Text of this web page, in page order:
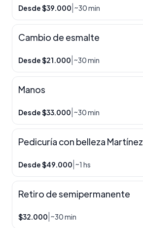
Desde $39.000 ~30 min
Cambio de esmalte
Desde $21.000 ~30 min
Manos
Desde $33.000 ~30 min
Pedicuría con belleza Martínez
Desde $49.000 ~1 hs
Retiro de semipermanente
$32.000 ~30 min